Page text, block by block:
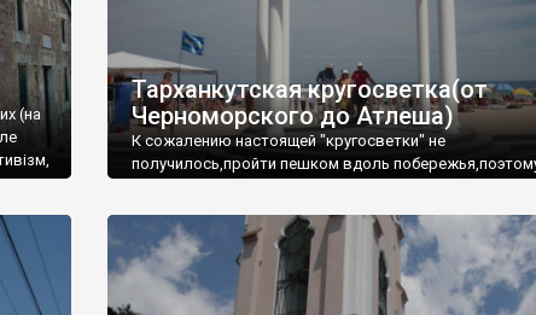
(на
Тарханкутская кругосветка(от
Черноморского до Атлеша)
К сожалению настоящей "кругосветки" не
получилось,пройти пешком вдоль